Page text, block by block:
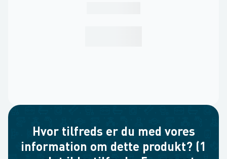
Hvor tilfreds er du med vores
information om dette produkt? (1